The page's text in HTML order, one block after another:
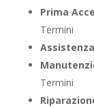
Prima
Termini
Assistenza
Termini